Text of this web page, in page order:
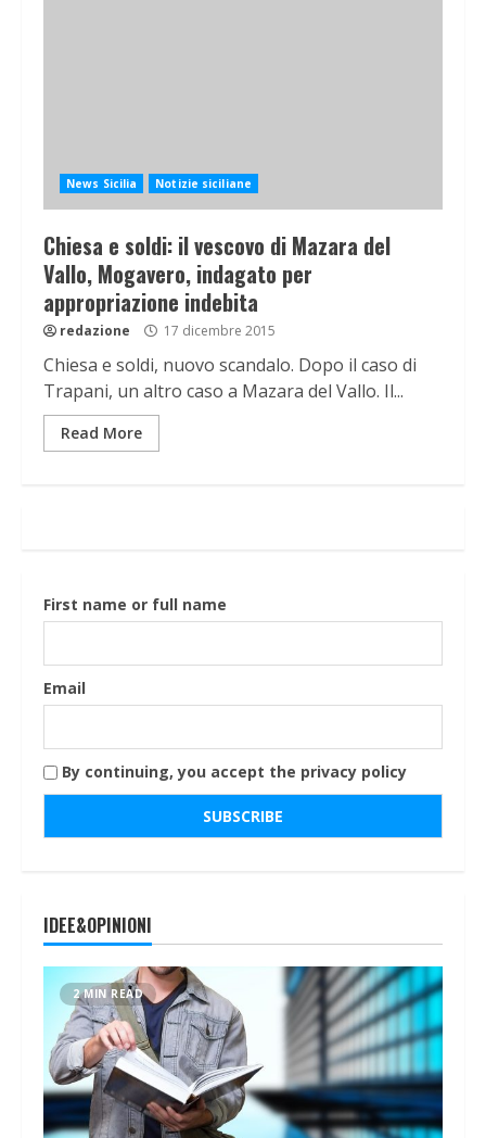
News Sicilia Notizie siciliane
Chiesa e soldi: il vescovo di Mazara del
Vallo, Mogavero, indagato per
appropriazione indebita
redazione 17 dicembre 2015
Chiesa e soldi, nuovo scandalo. Dopo il caso di
Trapani, un altro caso a Mazara del Vallo. Il...
Read More
First name or full name
Email
By continuing, you accept the privacy policy
IDEE&OPINIONI
2 MIN READ